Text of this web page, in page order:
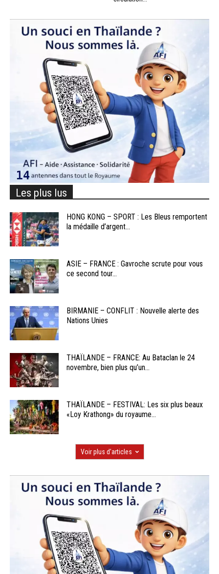
Les plus lus
HONG KONG – SPORT : Les Bleus remportent
la médaille d’argent...
ASIE – FRANCE : Gavroche scrute pour vous
ce second tour...
BIRMANIE – CONFLIT : Nouvelle alerte des
Nations Unies
THAÏLANDE – FRANCE: Au Bataclan le 24
novembre, bien plus qu’un...
THAÏLANDE – FESTIVAL: Les six plus beaux
«Loy Krathong» du royaume...
Voir plus d'articles